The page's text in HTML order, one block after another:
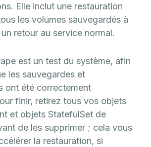
Elle inclut une restauration
les volumes sauvegardés à
un retour au service normal.
est un test du système, afin
les sauvegardes et
ont été correctement
finir, retirez tous vos objets
et objets StatefulSet de
de les supprimer ; cela vous
la restauration, si